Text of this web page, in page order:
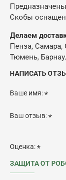
Скобы
Делаем
Пенза, Самара,
Тюмень,
НАПИСАТЬ
Ваше имя:
Ваш отзыв:
Оценка:
ЗАЩИТА ОТ